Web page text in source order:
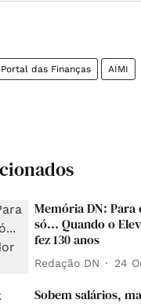
Portal das Finanças AIMI
Memória DN:
só... Quando o
fez 130 anos
Redação DN 24
Sobem salários,